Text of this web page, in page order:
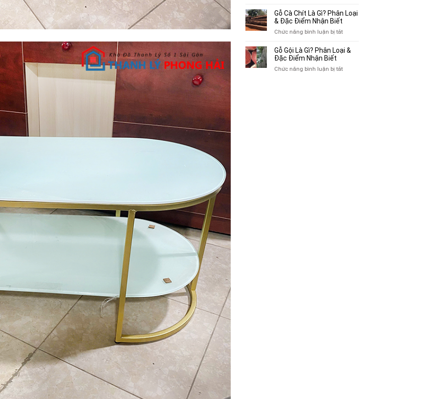
Lôi
Cũ
Tại
Truyện
Tranh,
Tạp
Giá
Tại
10
Địa
Mua
Quần
Cũ
Gỗ Cà Chít Là Gì? Phân Loại
& Đặc Điểm Nhận Biết
Chức năng bình luận bị tắtở
Cà
Gì?
Gỗ Gội Là Gì? Phân Loại &
Đặc Điểm Nhận Biết
Chức năng bình luận bị tắtở